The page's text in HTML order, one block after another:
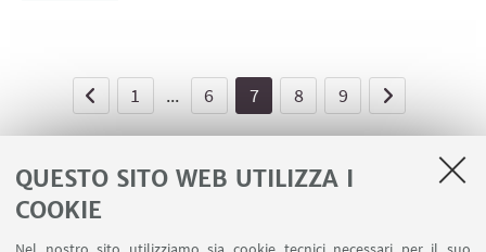
QUESTO SITO WEB UTILIZZA I
COOKIE
1 ... 6 7 8 9